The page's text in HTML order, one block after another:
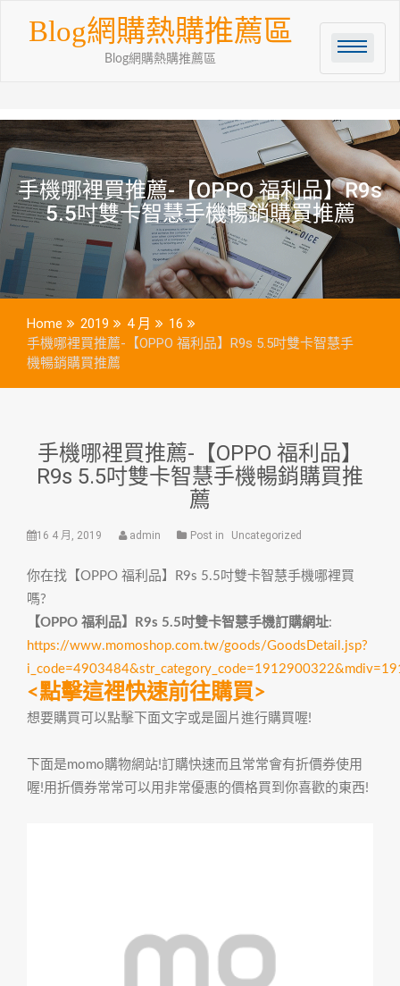
Blog網購熱購推薦區
Blog網購熱購推薦區
手機哪裡買推薦-【OPPO 福利品】R9s
5.5吋雙卡智慧手機暢銷購買推薦
Home 2019 4 月
16
手機哪裡買推薦-【OPPO 福利品】R9s 5.5吋雙卡智慧手
機暢銷購買推薦
手機哪裡買推薦-【OPPO 福利品】
R9s 5.5吋雙卡智慧手機暢銷購買推
薦
16 4 月, 2019 admin Post in Uncategorized
你在找【OPPO 福利品】R9s 5.5吋雙卡智慧手機哪裡買
嗎?
【OPPO 福利品】R9s 5.5吋雙卡智慧手機訂購網址:
https://www.momoshop.com.tw/goods/GoodsDetail.jsp?
<點擊這裡快速前往購買>
想要購買可以點擊下面文字或是圖片進行購買喔!
下面是momo購物網站!訂購快速而且常常會有折價券使用
喔!用折價券常常可以用非常優惠的價格買到你喜歡的東西!